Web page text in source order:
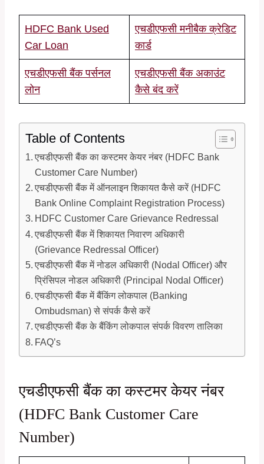
HDFC Bank Used
Car Loan
एचडीएफसी मनीबैक क्रेडिट
कार्ड
एचडीएफसी बैंक पर्सनल
लोन
एचडीएफसी बैंक अकाउंट
कैसे बंद करें
Table of Contents
एचडीएफसी बैंक का कस्टमर केयर नंबर (HDFC Bank
Customer Care Number)
एचडीएफसी बैंक में ऑनलाइन शिकायत कैसे करें (HDFC
Bank Online Complaint Registration Process)
HDFC Customer Care Grievance Redressal
एचडीएफसी बैंक में शिकायत निवारण अधिकारी
(Grievance Redressal Officer)
एचडीएफसी बैंक में नोडल अधिकारी (Nodal Officer) और
प्रिंसिपल नोडल अधिकारी (Principal Nodal Officer)
एचडीएफसी बैंक में बैंकिंग लोकपाल (Banking
Ombudsman) से संपर्क कैसे करें
एचडीएफसी बैंक के बैंकिंग लोकपाल संपर्क विवरण तालिका
FAQ’s
एचडीएफसी बैंक का कस्टमर केयर नंबर
(HDFC Bank Customer Care
Number)